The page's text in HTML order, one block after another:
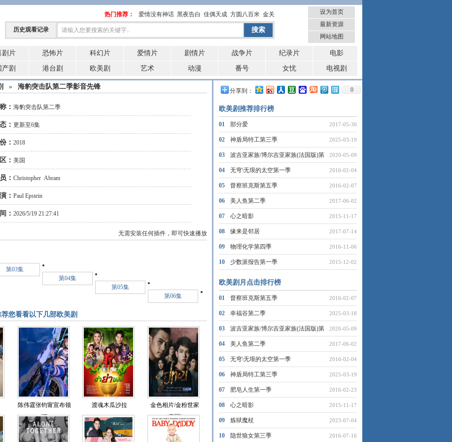
历史观看记录
热门推荐： 爱情没有神话 黑夜告白 佳偶天成 方圆八百米 金关
设为首页
最新资源
网站地图
剧片 恐怖片 科幻片 爱情片 剧情片 战争片 纪录片
电影
产剧 港台剧 欧美剧 艺术 动漫 番号 女忧 电视剧
» 海豹突击队第二季影音先锋
： 海豹突击队第二季
： 更新至6集
： 2018
： 美国
： Christopher Abram
： Paul Epstein
： 2026/5/19 21:27:41
无需安装任何插件，即可快速播放
第03集
第04集
第05集
第06集
您看看以下几部欧美剧
陈伟霆张钧甯宣布领
证
渡魂木瓜沙拉
金色相片/金粉世家
(泰国)
分享到： 0
欧美剧推荐排行榜
01 部分爱 2017-05-30
02 神盾局特工第三季 2025-03-19
03 波吉亚家族/博尔吉亚家族(法国版)第
三季
2020-05-09
04 无穹\无垠的太空第一季 2016-02-04
05 督察班克斯第五季 2016-02-07
06 美人鱼第二季 2017-06-02
07 心之暗影 2015-11-17
08 缘来是邻居 2017-07-14
09 物理化学第四季 2016-11-06
10 少数派报告第一季 2015-12-02
欧美剧月点击排行榜
01 督察班克斯第五季 2016-02-07
02 幸福谷第二季 2025-03-18
03 波吉亚家族/博尔吉亚家族(法国版)第
三季
2020-05-09
04 美人鱼第二季 2017-06-02
05 无穹\无垠的太空第一季 2016-02-04
06 神盾局特工第三季 2025-03-19
07 肥皂人生第一季 2016-02-23
08 心之暗影 2015-11-17
09 炼狱魔杖 2023-07-04
10 隐世狼女第三季 2016-07-16